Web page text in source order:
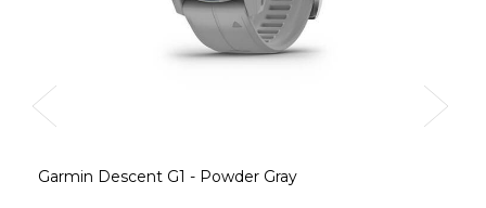
Garmin Descent G1 - Powder Gray